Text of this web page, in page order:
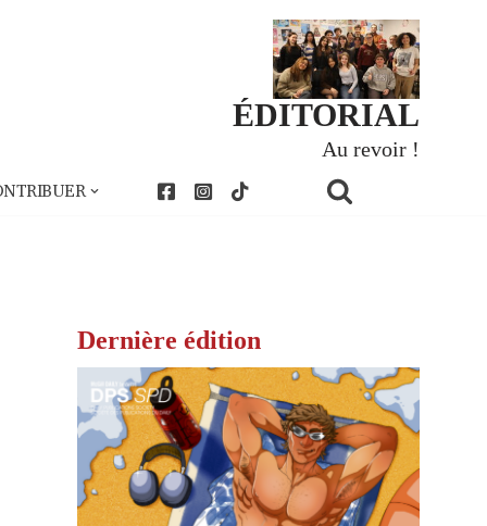
ÉDITORIAL
Au revoir !
Dernière édition